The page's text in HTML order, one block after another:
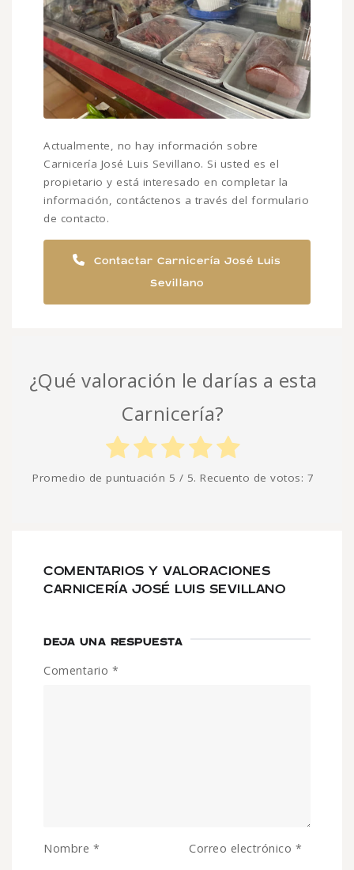
Actualmente, no hay información sobre
Carnicería José Luis Sevillano. Si usted es el
propietario y está interesado en completar la
información, contáctenos a través del formulario
de contacto.
Contactar Carnicería José Luis
Sevillano
¿Qué valoración le darías a esta
Carnicería?
Promedio de puntuación 5 / 5. Recuento de votos: 7
COMENTARIOS Y VALORACIONES
CARNICERÍA JOSÉ LUIS SEVILLANO
DEJA UNA RESPUESTA
Comentario *
Nombre * Correo electrónico *